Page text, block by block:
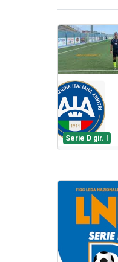
Serie D gir. I